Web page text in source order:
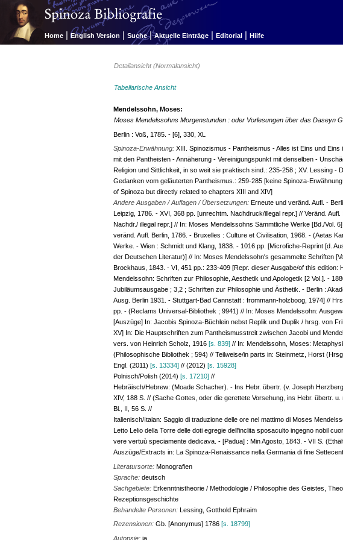
Home | English Version | Suche | Aktuelle Einträge | Editorial | Hilfe
Detailansicht (Normalansicht)
Tabellarische Ansicht
Mendelssohn, Moses:
Moses Mendelssohns Morgenstunden : oder Vorlesungen über das Daseyn
Berlin : Voß, 1785. - [6], 330, XL
Spinoza-Erwähnung:XIII. Spinozismus - Pantheismus - Alles ist Eins und
mit den Pantheisten - Annäherung - Vereinigungspunkt mit denselben -
Religion und Sittlichkeit, in so weit sie praktisch sind.: 235-258 ; XV. Lessing -
Gedanken vom geläuterten Pantheismus.: 259-285 [keine Spinoza-
of Spinoza but directly related to chapters XIII and XIV]
Andere Ausgaben / Auflagen / Übersetzungen:Erneute und veränd. Aufl. -
Leipzig, 1786. - XVI, 368 pp. [unrechtm. Nachdruck/illegal repr.] // Veränd.
Nachdr./ illegal repr.] // In: Moses Mendelssohns Sämmtliche Werke [Bd./Vol.
veränd. Aufl. Berlin, 1786. - Bruxelles : Culture et Civilisation, 1968. - (Aetas
Werke. - Wien : Schmidt und Klang, 1838. - 1016 pp. [Microfiche-Reprint [d.
der Deutschen Literatur)] // In: Moses Mendelssohn's gesammelte Schriften
Brockhaus, 1843. - VI, 451 pp.: 233-409 [Repr. dieser Ausgabe/of this edition:
Mendelssohn: Schriften zur Philosophie, Aesthetik und Apologetik [2 Vol.]. -
Jubiläumsausgabe ; 3,2 ; Schriften zur Philosophie und Ästhetik. - Berlin :
Ausg. Berlin 1931. - Stuttgart-Bad Cannstatt : frommann-holzboog, 1974] //
pp. - (Reclams Universal-Bibliothek ; 9941) // In: Moses Mendelssohn:
[Auszüge] In: Jacobis Spinoza-Büchlein nebst Replik und Duplik / hrsg. von
XV] In: Die Hauptschriften zum Pantheismusstreit zwischen Jacobi und
vers. von Heinrich Scholz, 1916[s. 839] // In: Mendelssohn, Moses:
(Philosophische Bibliothek ; 594) // Teilweise/in parts in: Steinmetz, Horst
Engl. (2011)[s. 13334] // (2012)[s. 15928]
Polnisch/Polish (2014)[s. 17210] //
Hebräisch/Hebrew: (Moade Schacher). - Ins Hebr. übertr. (v. Joseph
XIV, 188 S. // (Sache Gottes, oder die gerettete Vorsehung, ins Hebr. übertr.
Bl., II, 56 S. //
Italienisch/Itaian: Saggio di traduzione delle ore nel mattimo di Moses
Letto Lelio della Torre delle doti egregie dell'inclita sposaculto ingegno nobil
vere vertuù speciamente dedicava. - [Padua] : Min Agosto, 1843. - VII S.
Auszüge/Extracts in: La Spinoza-Renaissance nella Germania di fine
Literatursorte:Monografien
Sprache:deutsch
Sachgebiete:Erkenntnistheorie / Methodologie / Philosophie des Geistes,
Rezeptionsgeschichte
Behandelte Personen:Lessing, Gotthold Ephraim
Rezensionen:Gb. [Anonymus] 1786[s. 18799]
Autopsie:ja